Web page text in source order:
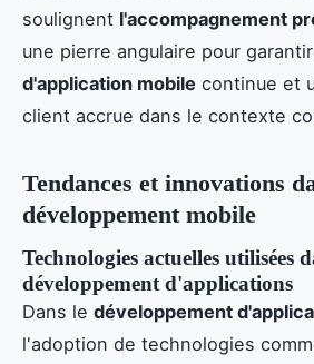
soulignent l'accompagnement
une pierre angulaire pour
d'application mobile continue et
client accrue dans le contexte
Tendances et innovations
développement mobile
Technologies actuelles utilisées
développement d'applications
Dans le développement
l'adoption de technologies